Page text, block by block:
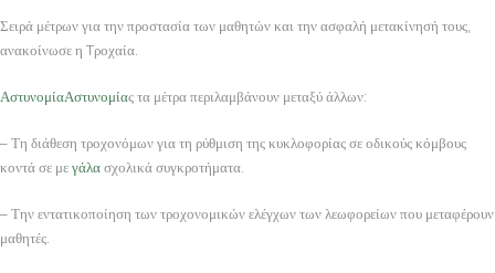
Σειρά μέτρων για την προστασία των μαθητών και την ασφαλή μετακίνησή τους,
ανακοίνωσε η Tροχαία.
ΑστυνομίαΑστυνομίας τα μέτρα περιλαμβάνουν μεταξύ άλλων:
– Τη διάθεση τροχονόμων για τη ρύθμιση της κυκλοφορίας σε οδικούς κόμβους
κοντά σε μεγάλασχολικά συγκροτήματα.
– Την εντατικοποίηση των τροχονομικών ελέγχων των λεωφορείων που μεταφέρουν
μαθητές.